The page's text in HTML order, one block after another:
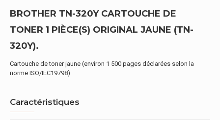
BROTHER TN-320Y CARTOUCHE DE
TONER 1 PIÈCE(S) ORIGINAL JAUNE (TN-
320Y).
Cartouche de toner jaune (environ 1 500 pages déclarées selon la
norme ISO/IEC19798)
Caractéristiques